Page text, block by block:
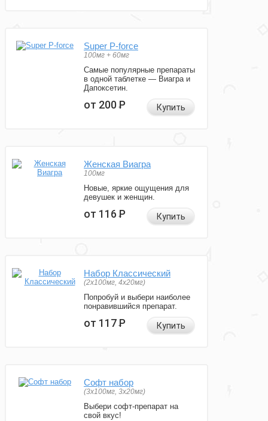
Super P-force
100мг + 60мг
Самые популярные препараты
в одной таблетке — Виагра и
Дапоксетин.
от 200Р Купить
Женская Виагра
100мг
Новые, яркие ощущения для
девушек и женщин.
от 116Р Купить
Набор Классический
(2x100мг, 4x20мг)
Попробуй и выбери наиболее
понравившийся препарат.
от 117Р Купить
Софт набор
(3x100мг, 3x20мг)
Выбери софт-препарат на
свой вкус!